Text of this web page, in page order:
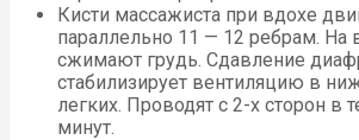
Кисти массажиста при вдохе
параллельно 11 — 12 ребрам. На
сжимают грудь. Сдавление
стабилизирует вентиляцию в
легких. Проводят с 2-х сторон в
минут.